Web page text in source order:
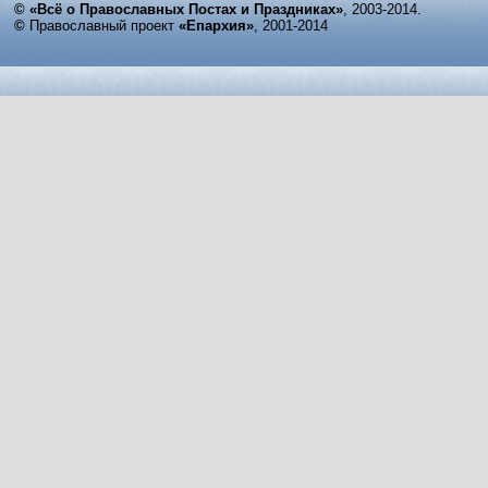
© «Всё о Православных Постах и Праздниках», 2003-2014.
© Православный проект «Епархия», 2001-2014